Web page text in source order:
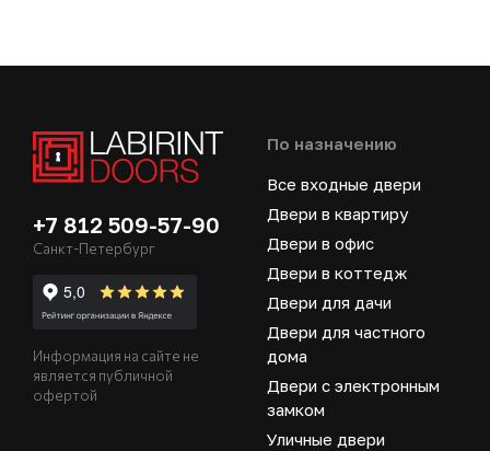
+7 812 509-57-90
Санкт-Петербург
Информация на сайте не
является публичной
офертой
По назначению
Все входные двери
Двери в квартиру
Двери в офис
Двери в коттедж
Двери для дачи
Двери для частного
дома
Двери с электронным
замком
Уличные двери